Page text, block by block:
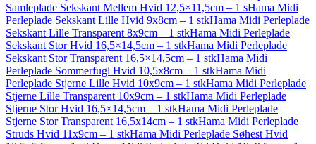
Samleplade Sekskant Mellem Hvid 12,5×11,5cm – 1 sHama Midi
Perleplade Sekskant Lille Hvid 9x8cm – 1 stkHama Midi Perleplade
Sekskant Lille Transparent 8x9cm – 1 stkHama Midi Perleplade
Sekskant Stor Hvid 16,5×14,5cm – 1 stkHama Midi Perleplade
Sekskant Stor Transparent 16,5×14,5cm – 1 stkHama Midi
Perleplade Sommerfugl Hvid 10,5x8cm – 1 stkHama Midi
Perleplade Stjerne Lille Hvid 10x9cm – 1 stkHama Midi Perleplade
Stjerne Lille Transparent 10x9cm – 1 stkHama Midi Perleplade
Stjerne Stor Hvid 16,5×14,5cm – 1 stkHama Midi Perleplade
Stjerne Stor Transparent 16,5x14cm – 1 stkHama Midi Perleplade
Struds Hvid 11x9cm – 1 stkHama Midi Perleplade Søhest Hvid